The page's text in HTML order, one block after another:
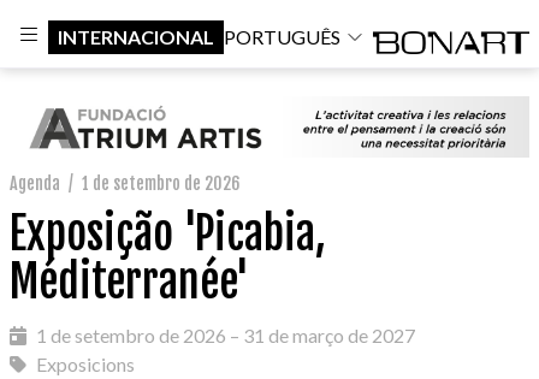
INTERNACIONAL PORTUGUÊS
Agenda / 1 de setembro de 2026
Exposição 'Picabia,
Méditerranée'
1 de setembro de 2026 – 31 de março de 2027
Exposicions